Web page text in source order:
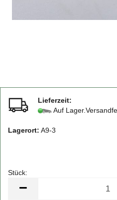
Lieferzeit:
Auf
Lagerort: A9-3
Stück: